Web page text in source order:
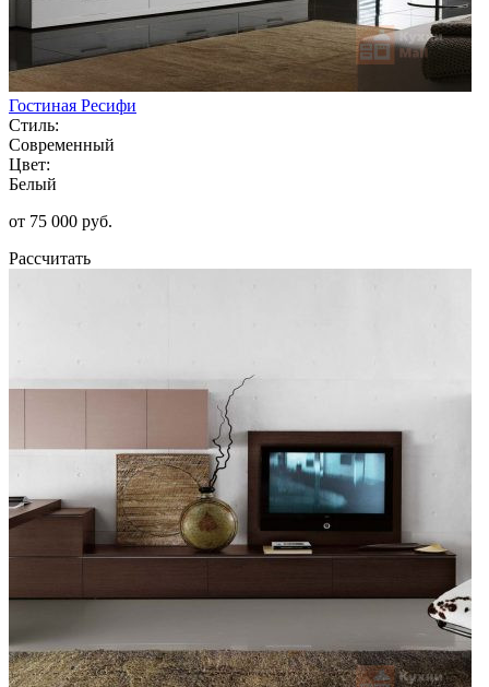
Гостиная Ресифи
Стиль:
Современный
Цвет:
Белый
от 75 000 руб.
Рассчитать